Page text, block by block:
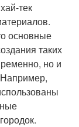
тек
основные
таких
но и